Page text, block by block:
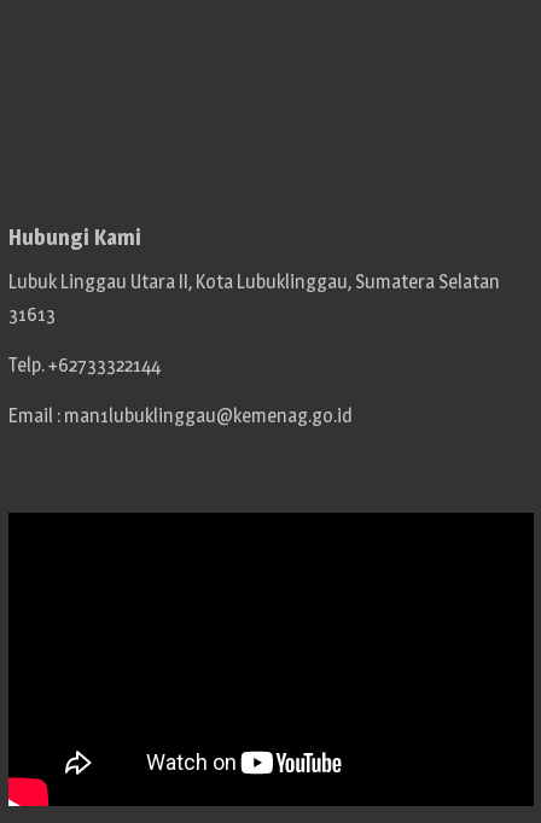
Hubungi Kami
Lubuk Linggau Utara II, Kota Lubuklinggau, Sumatera Selatan
31613
Telp. +62733322144
Email : man1lubuklinggau@kemenag.go.id